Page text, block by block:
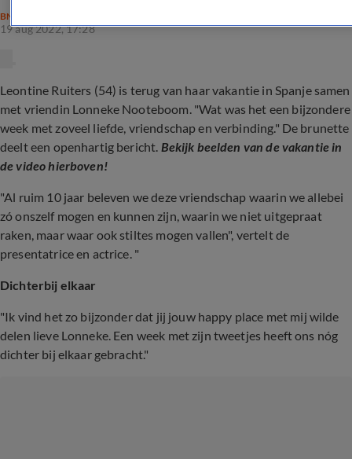
BN'ERS
19 aug 2022, 17:28
Leontine Ruiters (54) is terug van haar vakantie in Spanje samen
met vriendin Lonneke Nooteboom. "Wat was het een bijzondere
week met zoveel liefde, vriendschap en verbinding." De brunette
deelt een openhartig bericht. Bekijk beelden van de vakantie in
de video hierboven!
"Al ruim 10 jaar beleven we deze vriendschap waarin we allebei
zó onszelf mogen en kunnen zijn, waarin we niet uitgepraat
raken, maar waar ook stiltes mogen vallen", vertelt de
presentatrice en actrice. "
Dichterbij elkaar
"Ik vind het zo bijzonder dat jij jouw happy place met mij wilde
delen lieve Lonneke. Een week met zijn tweetjes heeft ons nóg
dichter bij elkaar gebracht."